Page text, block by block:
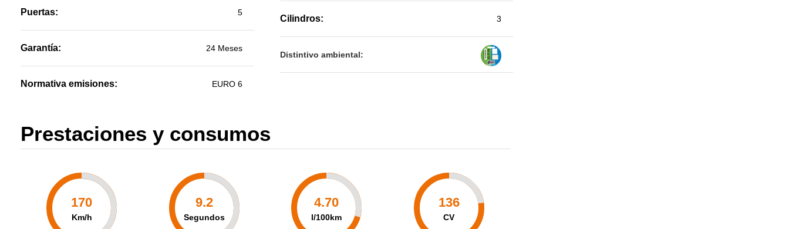
Puertas: 5
Garantía: 24 Meses
Normativa emisiones: EURO 6
Cilindros: 3
Distintivo ambiental:
Prestaciones y consumos
170
Km/h
9.2
Segundos
4.70
l/100km
136
CV